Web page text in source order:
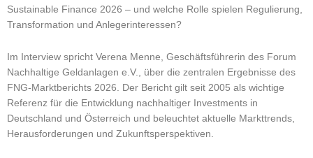
Sustainable Finance 2026 – und welche Rolle spielen Regulierung,
Transformation und Anlegerinteressen?
Im Interview spricht Verena Menne, Geschäftsführerin des Forum
Nachhaltige Geldanlagen e.V., über die zentralen Ergebnisse des
FNG-Marktberichts 2026. Der Bericht gilt seit 2005 als wichtige
Referenz für die Entwicklung nachhaltiger Investments in
Deutschland und Österreich und beleuchtet aktuelle Markttrends,
Herausforderungen und Zukunftsperspektiven.